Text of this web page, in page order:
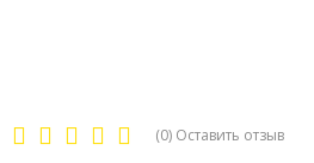
(0) Оставить отзыв